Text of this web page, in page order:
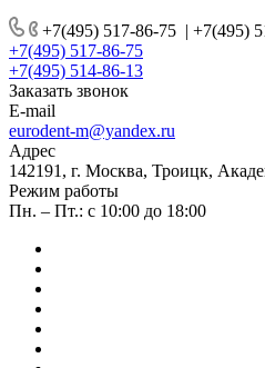
+7(495) 517-86-75 | +7(495)
+7(495) 517-86-75
+7(495) 514-86-13
Заказать звонок
E-mail
eurodent-m@yandex.ru
Адрес
142191, г. Москва, Троицк,
Режим работы
Пн. – Пт.: с 10:00 до 18:00